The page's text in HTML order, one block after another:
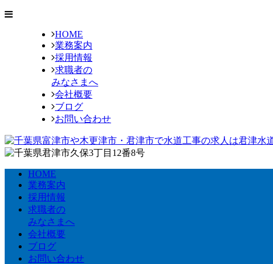
HOME
業務案内
採用情報
求職者の
みなさまへ
会社概要
ブログ
お問い合わせ
HOME
業務案内
採用情報
求職者の
みなさまへ
会社概要
ブログ
お問い合わせ